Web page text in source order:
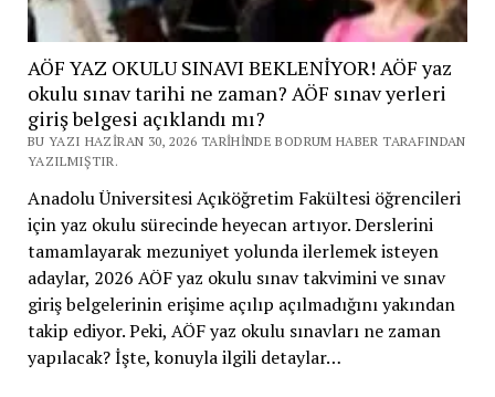
AÖF YAZ OKULU SINAVI BEKLENİYOR! AÖF yaz
okulu sınav tarihi ne zaman? AÖF sınav yerleri
giriş belgesi açıklandı mı?
BU YAZI HAZIRAN 30, 2026 TARIHINDE BODRUM HABER TARAFINDAN
YAZILMIŞTIR.
Anadolu Üniversitesi Açıköğretim Fakültesi öğrencileri
için yaz okulu sürecinde heyecan artıyor. Derslerini
tamamlayarak mezuniyet yolunda ilerlemek isteyen
adaylar, 2026 AÖF yaz okulu sınav takvimini ve sınav
giriş belgelerinin erişime açılıp açılmadığını yakından
takip ediyor. Peki, AÖF yaz okulu sınavları ne zaman
yapılacak? İşte, konuyla ilgili detaylar…